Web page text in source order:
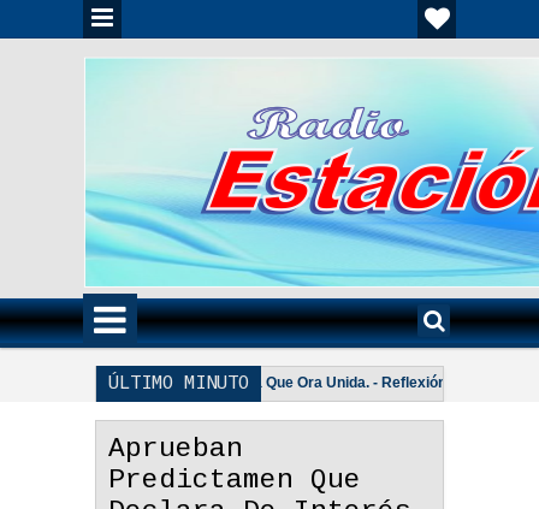
ÚLTIMO MINUTO
3:18 PM Una Pareja Que Ora Unida. - Reflexión 3:07 PM
Aprueban
Predictamen Que